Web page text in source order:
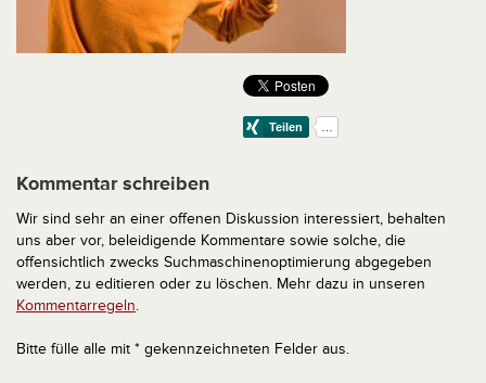
Kommentar schreiben
Wir sind sehr an einer offenen Diskussion interessiert, behalten
uns aber vor, beleidigende Kommentare sowie solche, die
offensichtlich zwecks Suchmaschinenoptimierung abgegeben
werden, zu editieren oder zu löschen. Mehr dazu in unseren
Kommentarregeln.
Bitte fülle alle mit * gekennzeichneten Felder aus.